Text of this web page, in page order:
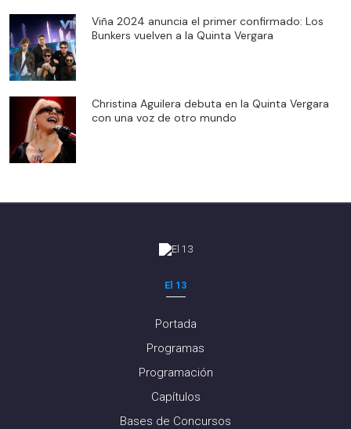
Viña 2024 anuncia el primer confirmado: Los
Bunkers vuelven a la Quinta Vergara
Christina Aguilera debuta en la Quinta Vergara
con una voz de otro mundo
El 13
Portada
Programas
Programación
Capítulos
Bases de Concursos